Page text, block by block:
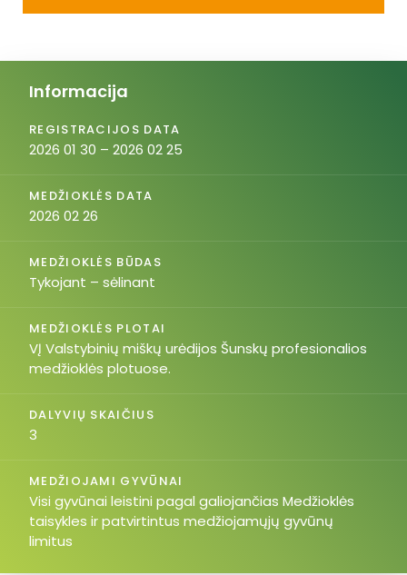
Informacija
REGISTRACIJOS DATA
2026 01 30 – 2026 02 25
MEDŽIOKLĖS DATA
2026 02 26
MEDŽIOKLĖS BŪDAS
Tykojant – sėlinant
MEDŽIOKLĖS PLOTAI
VĮ Valstybinių miškų urėdijos Šunskų profesionalios
medžioklės plotuose.
DALYVIŲ SKAIČIUS
3
MEDŽIOJAMI GYVŪNAI
Visi gyvūnai leistini pagal galiojančias Medžioklės
taisykles ir patvirtintus medžiojamųjų gyvūnų
limitus